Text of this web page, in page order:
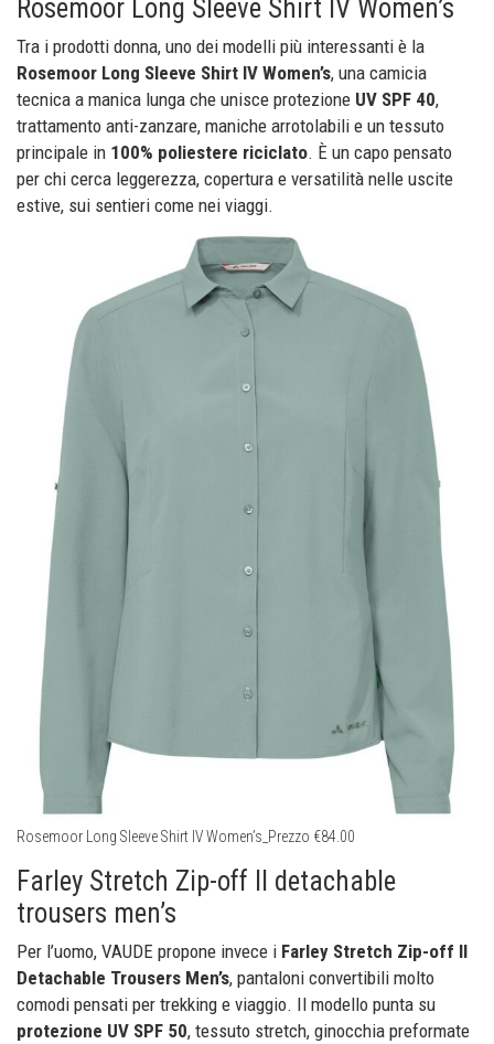
Rosemoor Long Sleeve Shirt IV Women’s
Tra i prodotti donna, uno dei modelli più interessanti è la
Rosemoor Long Sleeve Shirt IV Women’s, una camicia
tecnica a manica lunga che unisce protezione UV SPF 40,
trattamento anti-zanzare, maniche arrotolabili e un tessuto
principale in 100% poliestere riciclato. È un capo pensato
per chi cerca leggerezza, copertura e versatilità nelle uscite
estive, sui sentieri come nei viaggi.
Rosemoor Long Sleeve Shirt IV Women’s_Prezzo €84.00
Farley Stretch Zip-off II detachable
trousers men’s
Per l’uomo, VAUDE propone invece i Farley Stretch Zip-off II
Detachable Trousers Men’s, pantaloni convertibili molto
comodi pensati per trekking e viaggio. Il modello punta su
protezione UV SPF 50, tessuto stretch, ginocchia preformate